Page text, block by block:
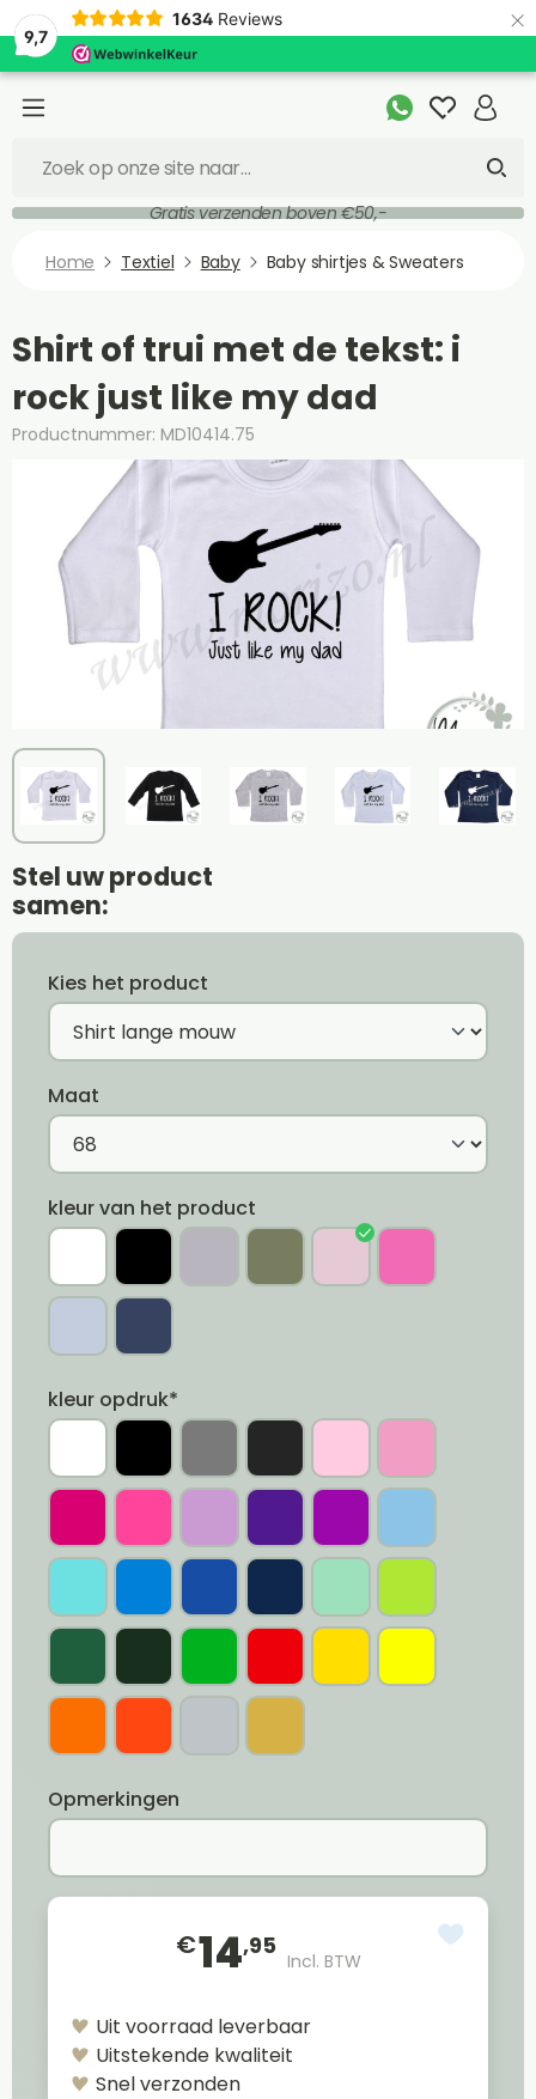
9,7
1634 Reviews ×
Gratis verzenden boven €50,-
Home Textiel Baby Baby shirtjes & Sweaters
Shirt of trui met de tekst: i
rock just like my dad
Productnummer: MD10414.75
Stel uw product
samen:
Kies het product
Maat
kleur van het product
kleur opdruk*
Opmerkingen
€14,95
Incl. BTW
Uit voorraad leverbaar
Uitstekende kwaliteit
Snel verzonden